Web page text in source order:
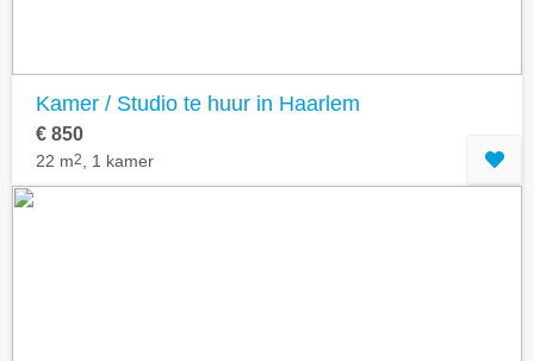
Kamer / Studio te huur in Haarlem
€ 850
22 m2 , 1 kamer